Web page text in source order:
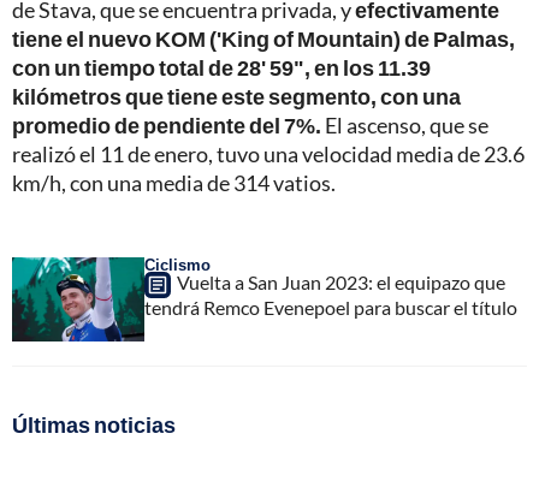
de Stava, que se encuentra privada, yefectivamente
tiene el nuevo KOM ('King of Mountain) de Palmas,
con un tiempo total de 28' 59", en los 11.39
kilómetros que tiene este segmento, con una
promedio de pendiente del 7%. El ascenso, que se
realizó el 11 de enero, tuvo una velocidad media de 23.6
km/h, con una media de 314 vatios.
Ciclismo
Vuelta a San Juan 2023: el equipazo que
tendrá Remco Evenepoel para buscar el título
Últimas noticias